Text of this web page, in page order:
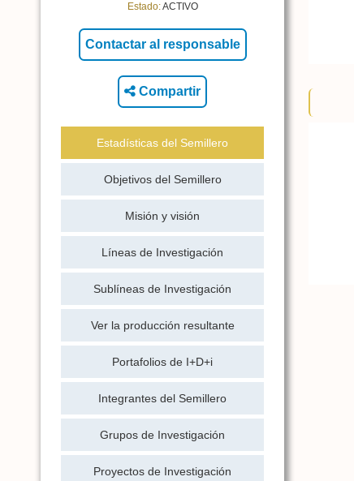
Estado:ACTIVO
Compartir
Estadísticas del Semillero
Objetivos del Semillero
Misión y visión
Líneas de Investigación
Sublíneas de Investigación
Ver la producción resultante
Portafolios de I+D+i
Integrantes del Semillero
Grupos de Investigación
Proyectos de Investigación